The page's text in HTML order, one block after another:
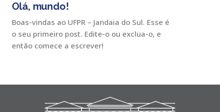
Olá, mundo!
Boas-vindas ao UFPR – Jandaia do Sul. Esse é
o seu primeiro post. Edite-o ou exclua-o, e
então comece a escrever!